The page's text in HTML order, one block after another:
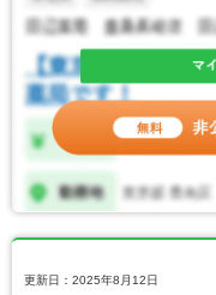
更新日：2025年8月12日